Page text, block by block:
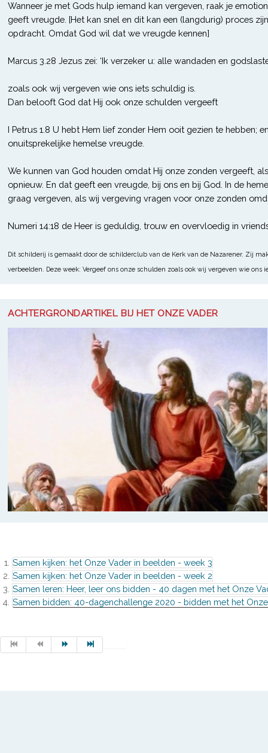
Wanneer je met Gods hulp iemand kan vergeven, raak je
geeft vreugde. [Het kan snel en dit kan een (langdurig) proces
opdracht. Omdat God wil dat we vreugde kennen]
Marcus 3.28 Jezus zei: ‘Ik verzeker u: alle wandaden en
zoals ook wij vergeven wie ons iets schuldig is.
Dan belooft God dat Hij ook onze schulden vergeeft
I Petrus 1.8 U hebt Hem lief zonder Hem ooit gezien te hebben;
onuitsprekelijke hemelse vreugde.
We kunnen van God houden omdat Hij onze zonden vergeeft,
opnieuw. En dat geeft een vreugde, bij ons en bij God. In de
graag vergeven, als wij vergeving vragen voor onze zonden
Numeri 14:18 de Heer is geduldig, trouw en overvloedig in
Dit schilderij is gemaakt door de schilderclub van de Kerk van de Nazarener. Zij
verbeelden. Deze week: Vergeef ons onze schulden zoals ook wij vergeven wie ons
ACHTERGRONDARTIKEL BIJ HET ONZE VADER
Samen kijken: het Onze Vader in beelden - week 3
Samen kijken: het Onze Vader in beelden - week 2
Samen leren: Heer, leer ons bidden - 40 dagen met het Onze
Samen bidden: 40-dagenchallenge 2020 - bidden met het